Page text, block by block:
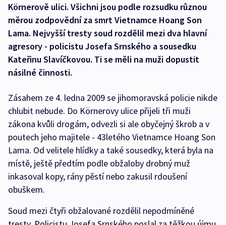
Körnerově ulici. Všichni jsou podle rozsudku různou
měrou zodpovědní za smrt Vietnamce Hoang Son
Lama. Nejvyšší tresty soud rozdělil mezi dva hlavní
agresory - policistu Josefa Srnského a sousedku
Kateřinu Slavíčkovou. Ti se měli na muži dopustit
násilné činnosti.
Zásahem ze 4. ledna 2009 se jihomoravská policie nikde
chlubit nebude. Do Körnerovy ulice přijeli tři muži
zákona kvůli drogám, odvezli si ale obyčejný škrob a v
poutech jeho majitele - 43letého Vietnamce Hoang Son
Lama. Od velitele hlídky a také sousedky, která byla na
místě, ještě předtím podle obžaloby drobný muž
inkasoval kopy, rány pěstí nebo zakusil rdoušení
obuškem.
Soud mezi čtyři obžalované rozdělil nepodmíněné